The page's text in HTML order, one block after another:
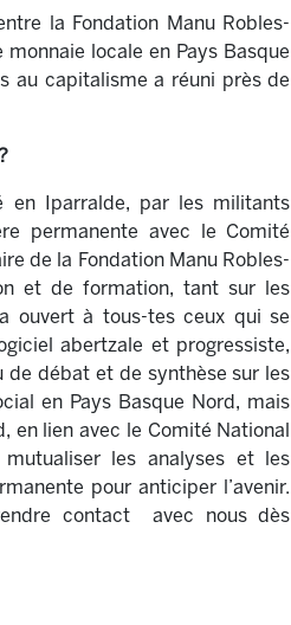
la Fondation Manu Robles-
locale en Pays Basque
au capitalisme a réuni près de
en Iparralde, par les militants
permanente avec le Comité
de la Fondation Manu Robles-
et de formation, tant sur les
ouvert à tous-tes ceux qui se
abertzale et progressiste,
de débat et de synthèse sur les
en Pays Basque Nord, mais
en lien avec le Comité National
les analyses et les
pour anticiper l’avenir.
contact avec nous dès